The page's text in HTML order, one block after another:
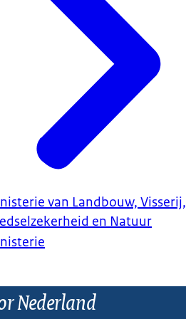
van Landbouw, Visserij,
en Natuur
Nederland